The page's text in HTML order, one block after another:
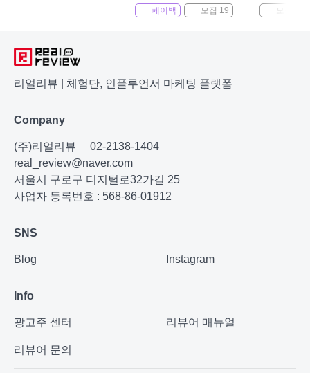
페이백
모집 19
리얼리뷰 | 체험단, 인플루언서 마케팅 플랫폼
Company
(주)리얼리뷰
02-2138-1404
real_review@naver.com
서울시 구로구 디지털로32가길 25
사업자 등록번호 : 568-86-01912
SNS
Blog Instagram
Info
광고주 센터 리뷰어 매뉴얼
리뷰어 문의